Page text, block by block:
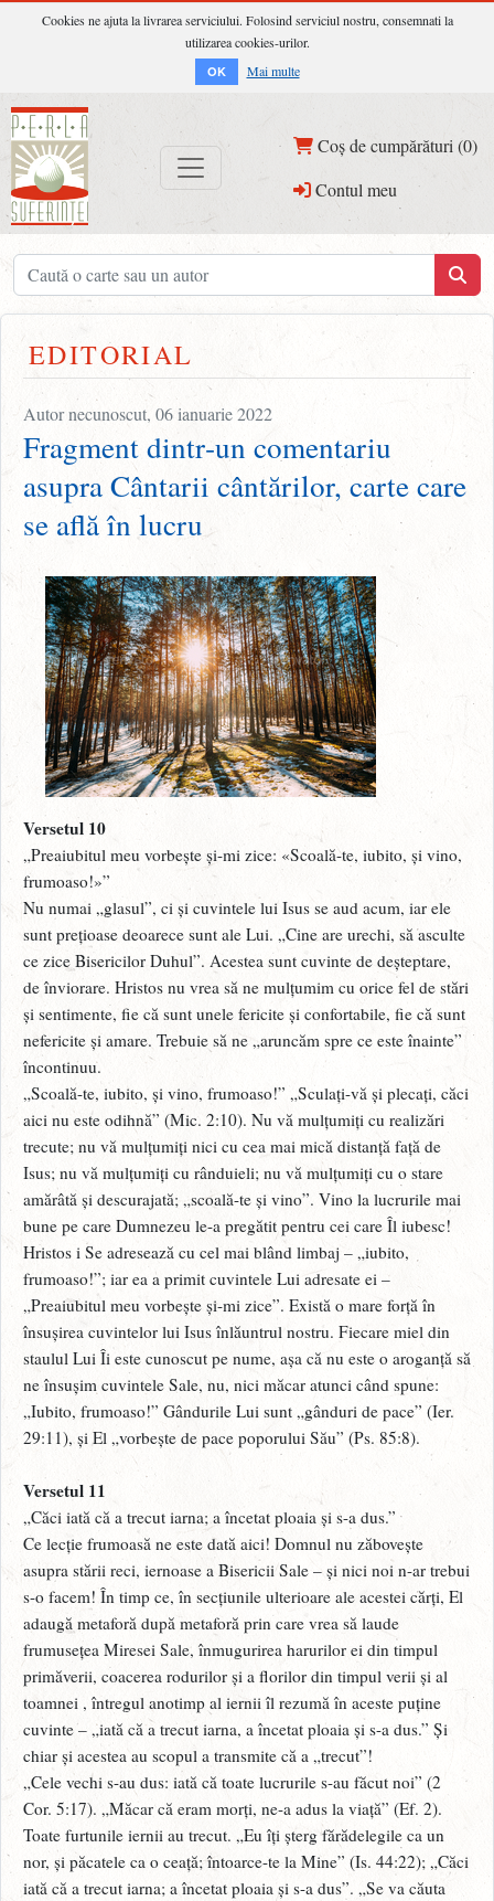
Cookies ne ajuta la livrarea serviciului. Folosind serviciul nostru, consemnati la
utilizarea cookies-urilor.
OK Mai multe
Coș de cumpărături (0)
Contul meu
EDITORIAL
Autor necunoscut, 06 ianuarie 2022
Fragment dintr‑un comentariu
asupra Cântarii cântărilor, carte care
se află în lucru
Versetul 10
„Preaiubitul meu vorbește și-mi zice: «Scoală-te, iubito, și vino,
frumoaso!»”
Nu numai „glasul”, ci și cuvintele lui Isus se aud acum, iar ele
sunt prețioase deoarece sunt ale Lui. „Cine are urechi, să asculte
ce zice Bisericilor Duhul”. Acestea sunt cuvinte de deșteptare,
de înviorare. Hristos nu vrea să ne mulțumim cu orice fel de stări
și sentimente, fie că sunt unele fericite și confortabile, fie că sunt
nefericite și amare. Trebuie să ne „aruncăm spre ce este înainte”
încontinuu.
„Scoală-te, iubito, și vino, frumoaso!” „Sculați-vă și plecați, căci
aici nu este odihnă” (Mic. 2:10). Nu vă mulțumiți cu realizări
trecute; nu vă mulțumiți nici cu cea mai mică distanță față de
Isus; nu vă mulțumiți cu rânduieli; nu vă mulțumiți cu o stare
amărâtă și descurajată; „scoală-te și vino”. Vino la lucrurile mai
bune pe care Dumnezeu le-a pregătit pentru cei care Îl iubesc!
Hristos i Se adresează cu cel mai blând limbaj – „iubito,
frumoaso!”; iar ea a primit cuvintele Lui adresate ei –
„Preaiubitul meu vorbește și-mi zice”. Există o mare forță în
însușirea cuvintelor lui Isus înlăuntrul nostru. Fiecare miel din
staulul Lui Îi este cunoscut pe nume, așa că nu este o aroganță să
ne însușim cuvintele Sale, nu, nici măcar atunci când spune:
„Iubito, frumoaso!” Gândurile Lui sunt „gânduri de pace” (Ier.
29:11), și El „vorbește de pace poporului Său” (Ps. 85:8).
Versetul 11
„Căci iată că a trecut iarna; a încetat ploaia și s-a dus.”
Ce lecție frumoasă ne este dată aici! Domnul nu zăbovește
asupra stării reci, iernoase a Bisericii Sale – și nici noi n-ar trebui
s-o facem! În timp ce, în secțiunile ulterioare ale acestei cărți, El
adaugă metaforă după metaforă prin care vrea să laude
frumusețea Miresei Sale, înmugurirea harurilor ei din timpul
primăverii, coacerea rodurilor și a florilor din timpul verii și al
toamnei , întregul anotimp al iernii îl rezumă în aceste puține
cuvinte – „iată că a trecut iarna, a încetat ploaia și s-a dus.” Și
chiar și acestea au scopul a transmite că a „trecut”!
„Cele vechi s-au dus: iată că toate lucrurile s-au făcut noi” (2
Cor. 5:17). „Măcar că eram morți, ne-a adus la viață” (Ef. 2).
Toate furtunile iernii au trecut. „Eu îți șterg fărădelegile ca un
nor, și păcatele ca o ceață; întoarce-te la Mine” (Is. 44:22); „Căci
iată că a trecut iarna; a încetat ploaia și s-a dus”. „Se va căuta